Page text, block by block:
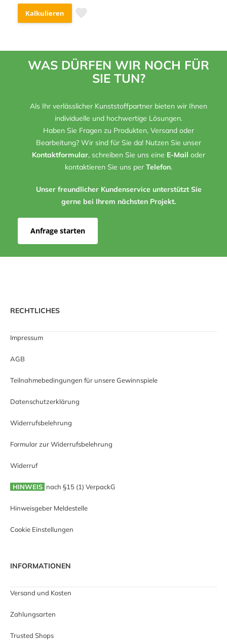
Kalkulieren
WAS DÜRFEN WIR NOCH FÜR
SIE TUN?
Als Ihr verlässlicher Kunststoffpartner bieten wir Ihnen
individuelle und hochwertige Lösungen.
Haben Sie Fragen zu Produkten, Versand oder
Bearbeitung? Wir sind für Sie da! Nutzen Sie unser
Kontaktformular, schreiben Sie uns eine E-Mail oder
kontaktieren Sie uns per Telefon.
Unser freundlicher Kundenservice unterstützt Sie
gerne bei Ihrem nächsten Projekt.
Anfrage starten
RECHTLICHES
Impressum
AGB
Teilnahmebedingungen für unsere Gewinnspiele
Datenschutzerklärung
Widerrufsbelehrung
Formular zur Widerrufsbelehrung
Widerruf
HINWEIS nach §15 (1) VerpackG
Hinweisgeber Meldestelle
Cookie Einstellungen
INFORMATIONEN
Versand und Kosten
Zahlungsarten
Trusted Shops